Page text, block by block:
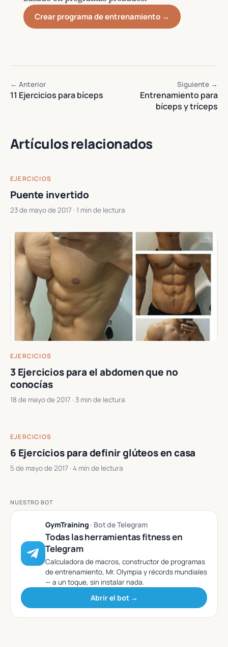
Crear programa de entrenamiento →
← Anterior
11 Ejercicios para bíceps
Siguiente →
Entrenamiento para
bíceps y tríceps
Artículos relacionados
EJERCICIOS
Puente invertido
23 de mayo de 2017 · 1 min de lectura
EJERCICIOS
3 Ejercicios para el abdomen que no
conocías
18 de mayo de 2017 · 3 min de lectura
EJERCICIOS
6 Ejercicios para definir glúteos en casa
5 de mayo de 2017 · 4 min de lectura
NUESTRO BOT
GymTraining · Bot de Telegram
Todas las herramientas fitness en
Telegram
Calculadora de macros, constructor de programas
de entrenamiento, Mr. Olympia y récords mundiales
— a un toque, sin instalar nada.
Abrir el bot →